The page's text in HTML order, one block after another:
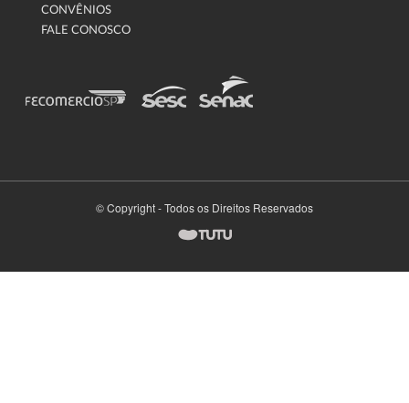
CONVÊNIOS
FALE CONOSCO
© Copyright - Todos os Direitos Reservados